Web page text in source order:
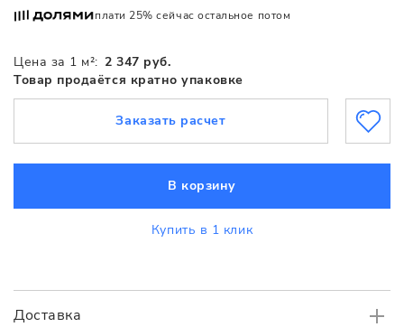
Доставка
Цена за 1 м²: 2 347 руб.
Товар продаётся кратно упаковке
плати 25% сейчас остальное потом
В корзину
Купить в 1 клик
Заказать расчет